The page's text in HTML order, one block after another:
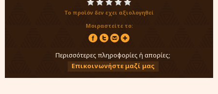
Το προϊόν δεν εχει αξιολογηθεί
Μοιραστείτε το:
Περισσότερες πληροφορίες ή απορίες;
Επικοινωνήστε μαζί μας